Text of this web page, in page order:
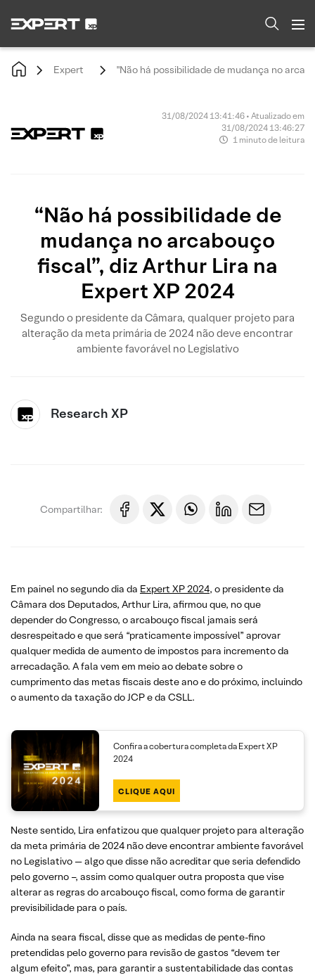
Expert "Não há possibilidade de mudança no
31/08/2024 13:41:46 • Atualizado em
31/08/2024 13:46:27
1 minuto de leitura
“Não há possibilidade de
mudança no arcabouço
fiscal”, diz Arthur Lira na
Expert XP 2024
Segundo o presidente da Câmara, qualquer projeto para
alteração da meta primária de 2024 não deve encontrar
ambiente favorável no Legislativo
Research XP
Compartilhar:
Em painel no segundo dia da Expert XP 2024, o presidente da
Câmara dos Deputados, Arthur Lira, afirmou que, no que
depender do Congresso, o arcabouço fiscal jamais será
desrespeitado e que será “praticamente impossível” aprovar
qualquer medida de aumento de impostos para incremento da
arrecadação. A fala vem em meio ao debate sobre o
cumprimento das metas fiscais deste ano e do próximo, incluindo
o aumento da taxação do JCP e da CSLL.
Confira a cobertura completa da Expert XP
2024
CLIQUE AQUI
Neste sentido, Lira enfatizou que qualquer projeto para alteração
da meta primária de 2024 não deve encontrar ambiente favorável
no Legislativo — algo que disse não acreditar que seria defendido
pelo governo –, assim como qualquer outra proposta que vise
alterar as regras do arcabouço fiscal, como forma de garantir
previsibilidade para o país.
Ainda na seara fiscal, disse que as medidas de pente-fino
pretendidas pelo governo para revisão de gastos “devem ter
algum efeito”, mas, para garantir a sustentabilidade das contas